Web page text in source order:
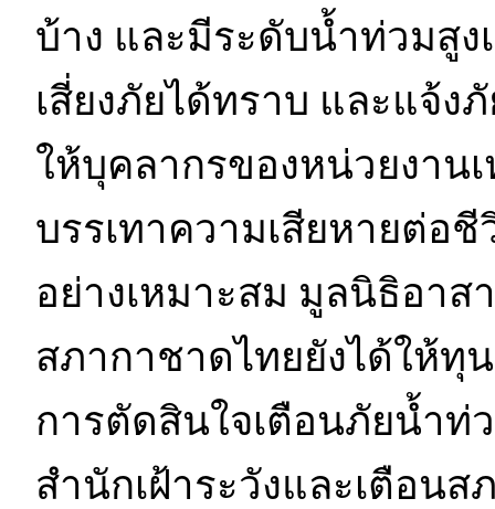
บ้าง และมีระดับน้ำท่วมสู
เสี่ยงภัยได้ทราบ และแจ้
ให้บุคลากรของหน่วยงาน
บรรเทาความเสียหายต่อ
อย่างเหมาะสม มูลนิธิอาส
สภากาชาดไทยยังได้ให้
การตัดสินใจเตือนภัยน้ำท่
สำนักเฝ้าระวังและเตือน